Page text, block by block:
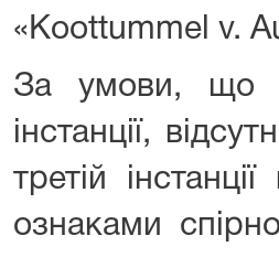
«Koottummel v.
За умови, що
інстанції,
третій
ознаками